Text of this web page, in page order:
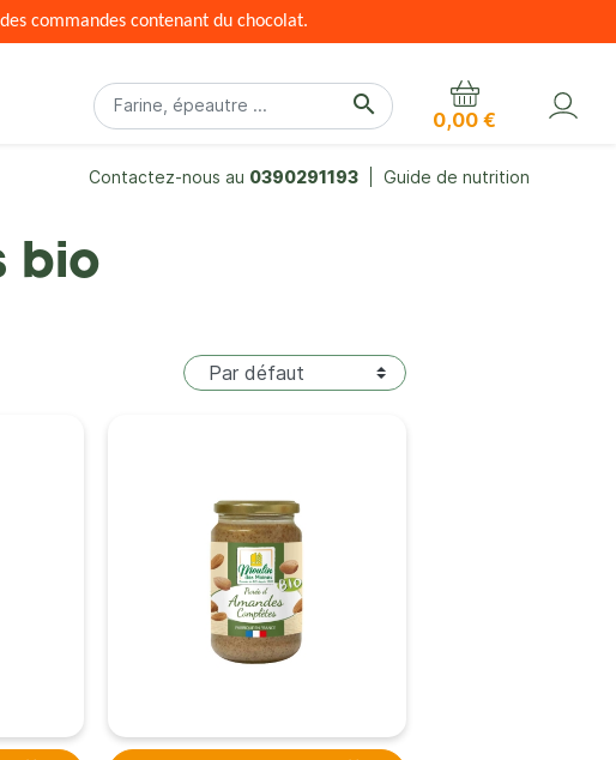
commandes contenant du chocolat.
search
0,00 €
Contactez-nous au 0390291193 Guide de nutrition
bio